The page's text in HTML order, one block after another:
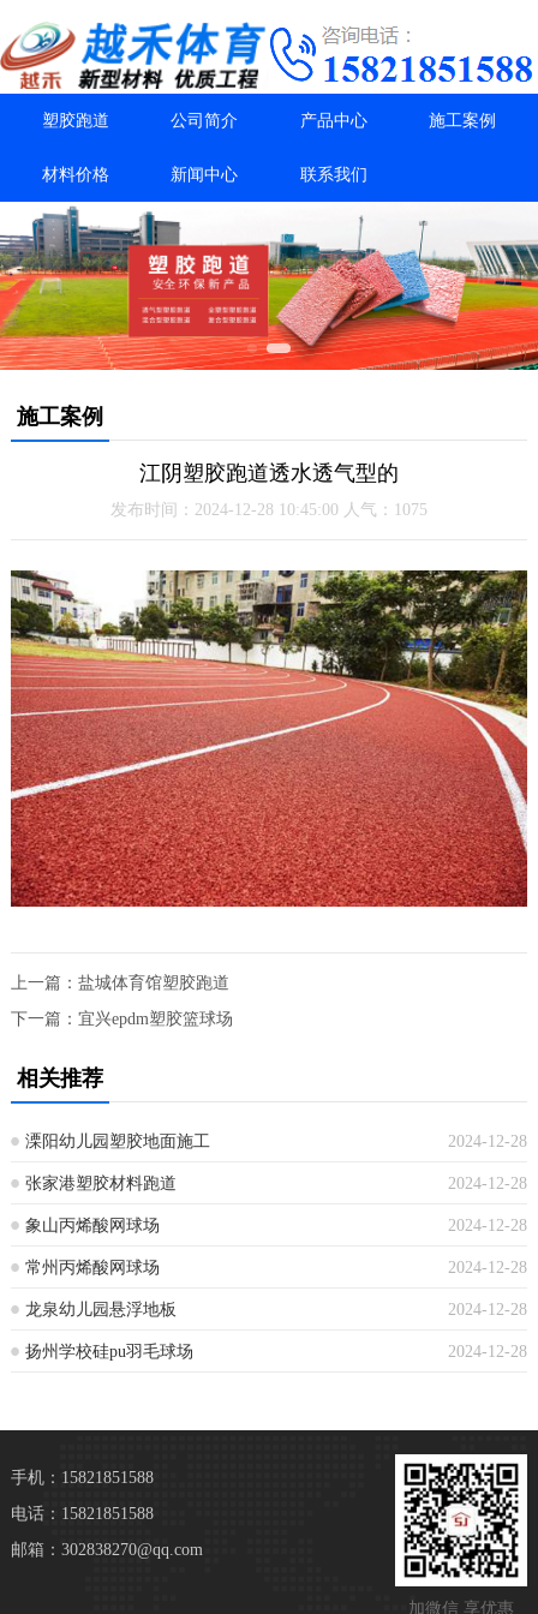
塑胶跑道 公司简介 产品中心 施工案例
材料价格 新闻中心 联系我们
施工案例
江阴塑胶跑道透水透气型的
发布时间：2024-12-28 10:45:00 人气：1075
上一篇： 盐城体育馆塑胶跑道
下一篇： 宜兴epdm塑胶篮球场
相关推荐
2024-12-28
溧阳幼儿园塑胶地面施工
2024-12-28
张家港塑胶材料跑道
2024-12-28
象山丙烯酸网球场
2024-12-28
常州丙烯酸网球场
2024-12-28
龙泉幼儿园悬浮地板
2024-12-28
扬州学校硅pu羽毛球场
加微信 享优惠
手机：15821851588
电话：15821851588
邮箱：302838270@qq.com